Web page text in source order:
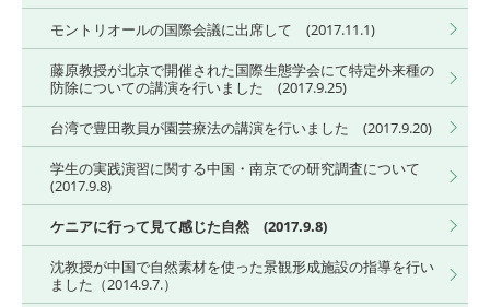
モントリオールの国際会議に出席して (2017.11.1)
藤原教授が北京で開催された国際生態学会にて特定外来種の
防除についての講演を行いました (2017.9.25)
台湾で豊田教員が園芸療法の講演を行いました (2017.9.20)
学生の実践演習に関する中国・南京での研究調査について
(2017.9.8)
ケニアに行って見て感じた自然 (2017.9.8)
沈教授が中国で自然素材を使った景観形成施設の指導を行い
ました（2014.9.7.）